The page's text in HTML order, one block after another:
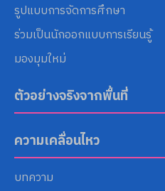
รูปแบบการจัดการศึกษา
ร่วมเป็นนักออกแบบการเรียนรู้
มองมุมใหม่
ตัวอย่างจริงจากพื้นที่
ความเคลื่อนไหว
บทความ